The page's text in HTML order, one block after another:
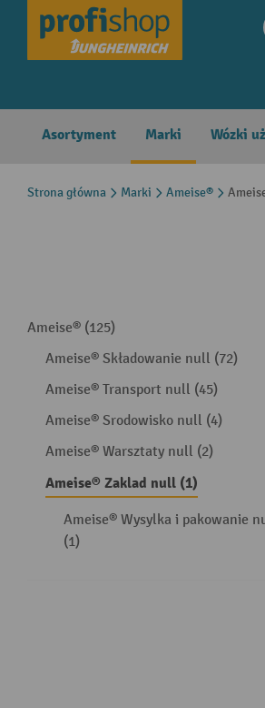
Skip to main navigation
Asortyment Marki Wózki
Strona główna Marki Ameise®
Ameise® (125)
Ameise® Składowanie null (72)
Ameise® Transport null (45)
Ameise® Srodowisko null (4)
Ameise® Warsztaty null (2)
Ameise® Zaklad null (1)
Ameise® Wysylka i pakowanie
(1)